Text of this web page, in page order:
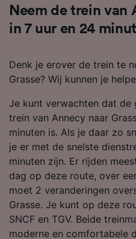
Neem de trein van
in 7 uur en 24
Denk je erover de trein te
Grasse? Wij kunnen je
Je kunt verwachten dat
trein van Annecy naar
minuten is. Als je daar zo
je er met de snelste
minuten zijn. Er rijden
dag op deze route, over
moet 2 veranderingen
Grasse. Je kunt op deze
SNCF en TGV. Beide
moderne en comfortabele